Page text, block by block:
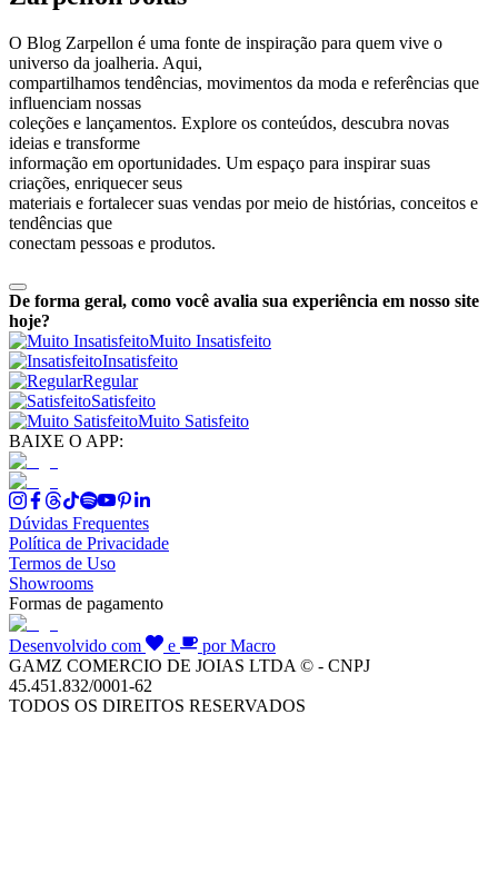
O Blog Zarpellon é uma fonte de inspiração para quem vive o
universo da joalheria. Aqui,
compartilhamos tendências, movimentos da moda e referências que
influenciam nossas
coleções e lançamentos. Explore os conteúdos, descubra novas
ideias e transforme
informação em oportunidades. Um espaço para inspirar suas
criações, enriquecer seus
materiais e fortalecer suas vendas por meio de histórias, conceitos e
tendências que
conectam pessoas e produtos.
De forma geral, como você avalia sua experiência em nosso site
hoje?
Muito Insatisfeito
Insatisfeito
Regular
Satisfeito
Muito Satisfeito
BAIXE O APP:
Dúvidas Frequentes
Política de Privacidade
Termos de Uso
Showrooms
Formas de pagamento
Desenvolvido com e
por Macro
GAMZ COMERCIO DE JOIAS LTDA © - CNPJ
45.451.832/0001-62
TODOS OS DIREITOS RESERVADOS